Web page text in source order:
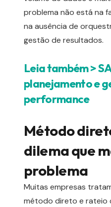
problema não está na
na ausência de
gestão de resultados.
Leia também >
planejamento e
performance
Método
dilema que
problema
Muitas empresas
método direto e rateio